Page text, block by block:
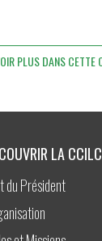
PLUS DANS CETTE
LA
du Président